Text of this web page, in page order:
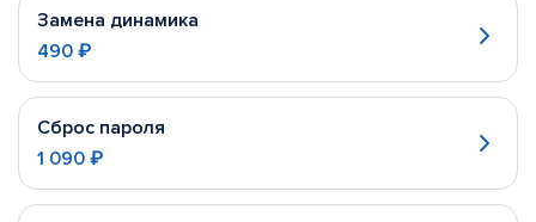
Замена динамика
490 ₽
Сброс пароля
1 090 ₽